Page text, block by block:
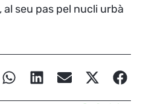
, al seu pas pel nucli urbà